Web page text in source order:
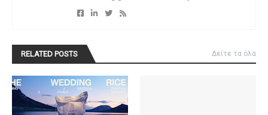
RELATED POSTS Δείτε τα όλα